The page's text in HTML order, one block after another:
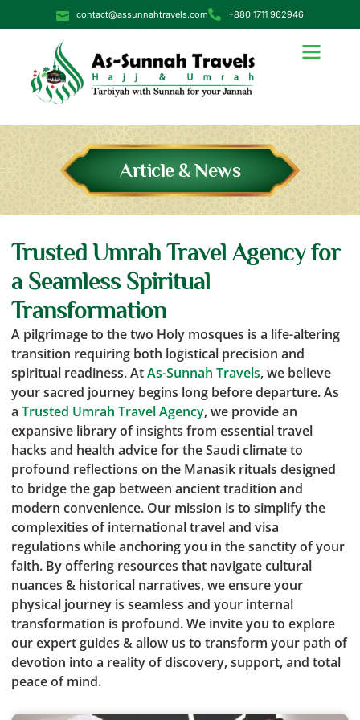
contact@assunnahtravels.com +880 1711 962946
Article & News
Trusted Umrah Travel Agency for
a Seamless Spiritual
Transformation
A pilgrimage to the two Holy mosques is a life-altering
transition requiring both logistical precision and
spiritual readiness. AtAs-Sunnah Travels, we believe
your sacred journey begins long before departure. As
a Trusted Umrah Travel Agency, we provide an
expansive library of insights from essential travel
hacks and health advice for the Saudi climate to
profound reflections on the Manasik rituals designed
to bridge the gap between ancient tradition and
modern convenience. Our mission is to simplify the
complexities of international travel and visa
regulations while anchoring you in the sanctity of your
faith. By offering resources that navigate cultural
nuances & historical narratives, we ensure your
physical journey is seamless and your internal
transformation is profound. We invite you to explore
our expert guides & allow us to transform your path of
devotion into a reality of discovery, support, and total
peace of mind.